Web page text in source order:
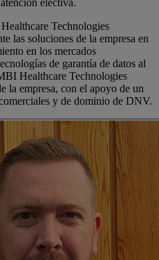
electiva.
Technologies
las soluciones de la empresa en
en los mercados
de garantía de datos al
Healthcare Technologies
la empresa, con el apoyo de un
y de dominio de DNV.